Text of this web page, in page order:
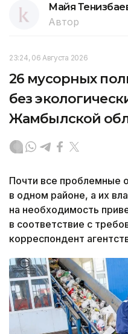
Майя
Автор
23:24, 06 Августа 2026
26 мусорных
без
Жамбылской
Почти все проблемные
в одном районе, а их
на необходимость
в соответствие с
корреспондент